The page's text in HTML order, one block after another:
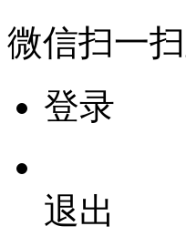
微信扫一扫
登录
退出